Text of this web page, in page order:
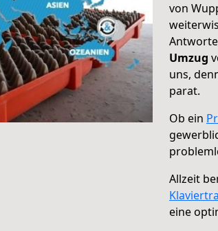
von
Umzug
uns,
parat.
Ob ein
Allzeit
eine